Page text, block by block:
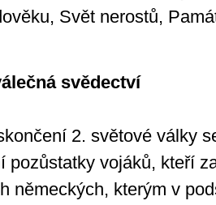
Svět nerostů,
svědectví
2. světové války
pozůstatky vojáků, kteří
německých, kterým v